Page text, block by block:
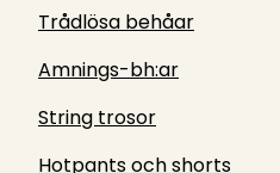
Trådlösa behåar
Amnings-bh:ar
String trosor
Hotpants och shorts